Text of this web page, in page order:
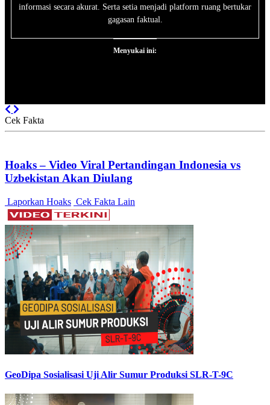
informasi secara akurat. Serta setia menjadi platform ruang bertukar
gagasan faktual.
Menyukai ini:
Previous
Cek Fakta
Hoaks – Video Viral Pertandingan Indonesia vs
Uzbekistan Akan Diulang
Laporkan Hoaks Cek Fakta Lain
GeoDipa Sosialisasi Uji Alir Sumur Produksi SLR-T-9C